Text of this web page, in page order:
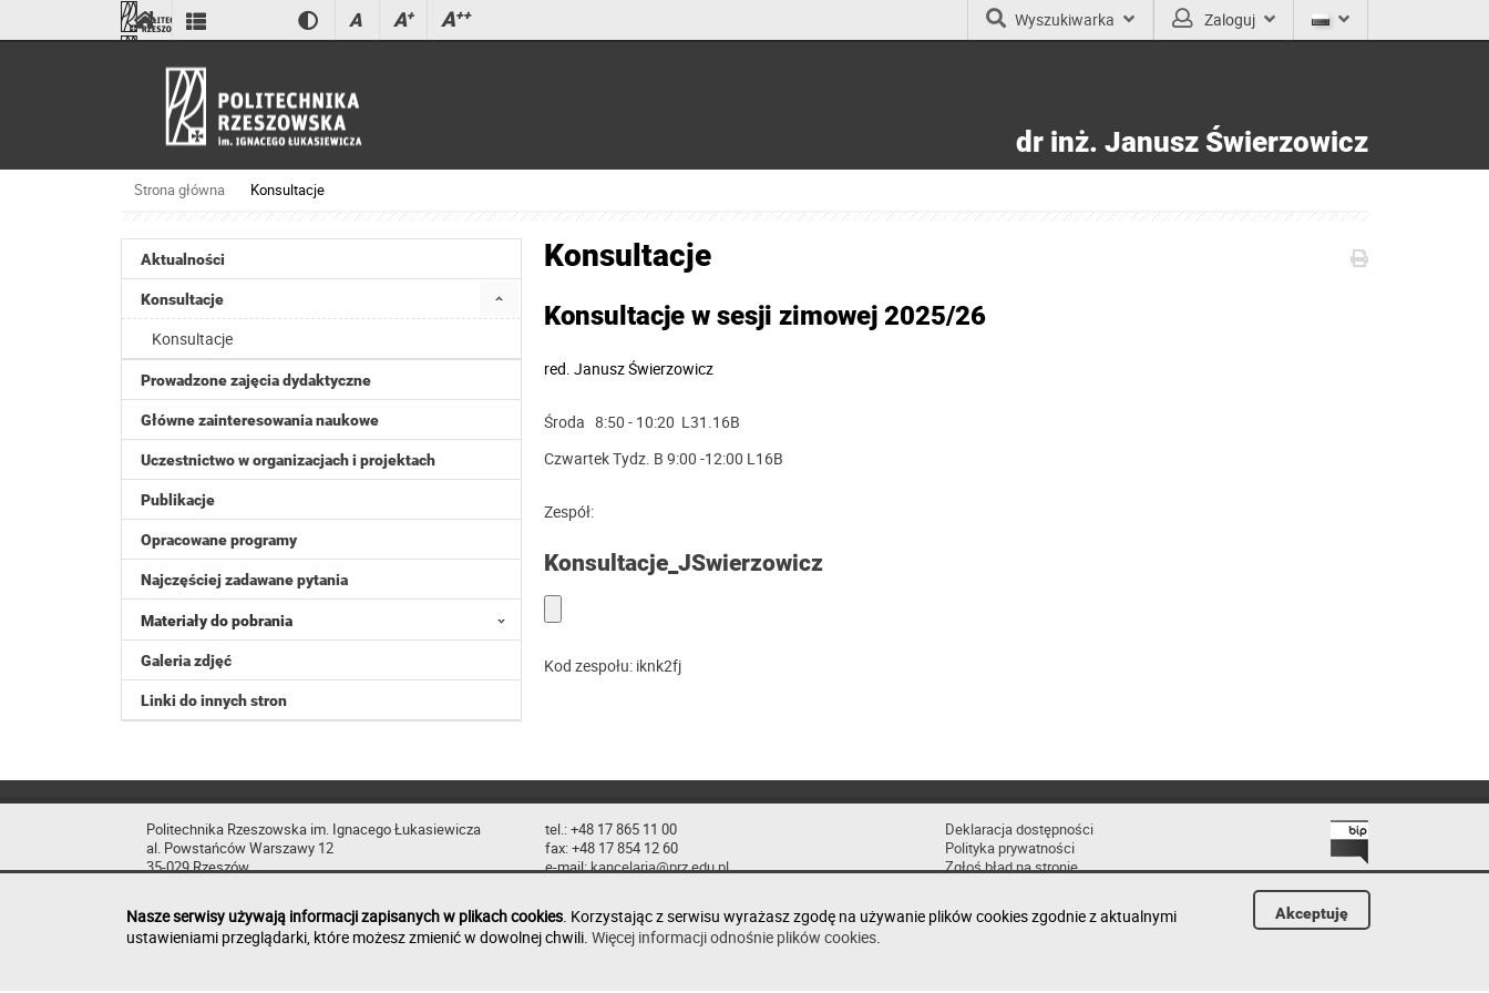
A A+ A++ Wyszukiwarka Zaloguj
dr inż. Janusz Świerzowicz
Strona główna Konsultacje
Aktualności
Konsultacje
Konsultacje
Prowadzone zajęcia dydaktyczne
Główne zainteresowania naukowe
Uczestnictwo w organizacjach i projektach
Publikacje
Opracowane programy
Najczęściej zadawane pytania
Materiały do pobrania
Galeria zdjęć
Linki do innych stron
Konsultacje
Konsultacje w sesji zimowej 2025/26
red. Janusz Świerzowicz
Środa 8:50 - 10:20 L31.16B
Czwartek Tydz. B 9:00 -12:00 L16B
Zespół:
Konsultacje_JSwierzowicz
Kod zespołu: iknk2fj
Politechnika Rzeszowska im. Ignacego Łukasiewicza
al. Powstańców Warszawy 12
35-029 Rzeszów
tel.: +48 17 865 11 00
fax: +48 17 854 12 60
e-mail:kancelaria@prz.edu.pl
Deklaracja dostępności
Polityka prywatności
Zgłoś błąd na stronie
Nasze serwisy używają informacji zapisanych w plikach cookies. Korzystając z serwisu wyrażasz zgodę na używanie plików cookies zgodnie z aktualnymi
ustawieniami przeglądarki, które możesz zmienić w dowolnej chwili. Więcej informacji odnośnie plików cookies.
Akceptuję